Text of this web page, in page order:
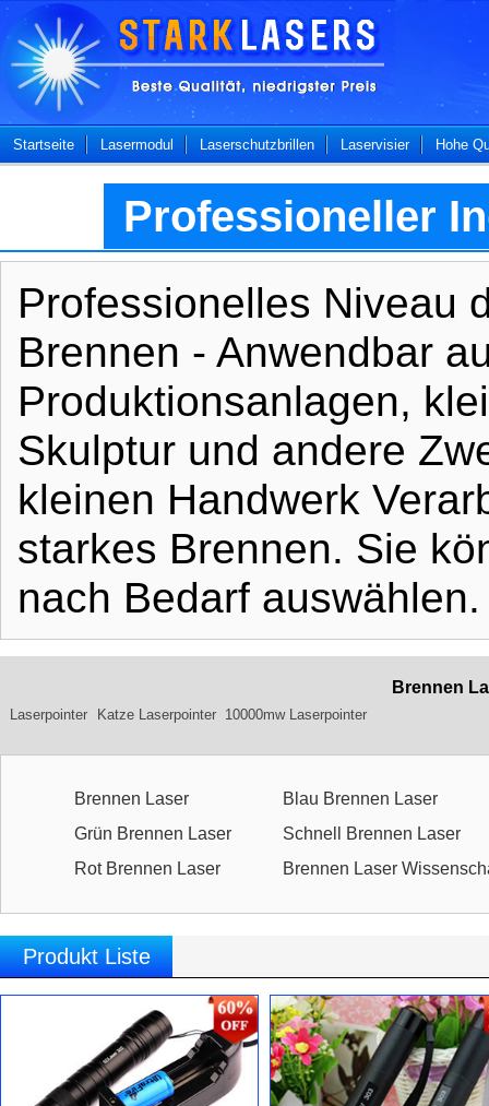
Startseite Lasermodul Laserschutzbrillen Laservisier Hohe
Professioneller
Professionelles Niveau
Brennen - Anwendbar
Produktionsanlagen,
Skulptur und andere
kleinen Handwerk
starkes Brennen. Sie
nach Bedarf auswählen.
Brennen
Laserpointer Katze Laserpointer 10000mw Laserpointer
Brennen Laser
Grün Brennen Laser
Rot Brennen Laser
Blau Brennen Laser
Schnell Brennen Laser
Brennen Laser
Produkt Liste